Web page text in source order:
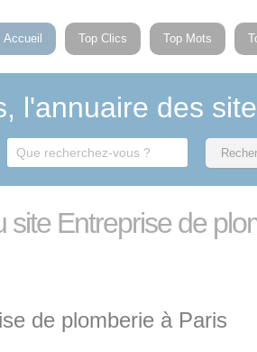
Accueil Top Clics Top Mots
l'annuaire des
site Entreprise de
de plomberie à Paris